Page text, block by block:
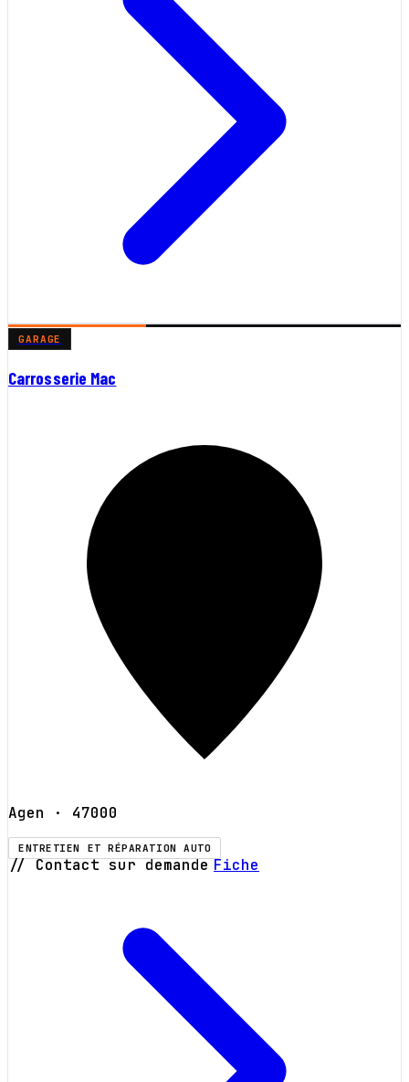
GARAGE
Carrosserie Mac
Agen · 47000
ENTRETIEN ET RÉPARATION AUTO
// Contact sur demande Fiche